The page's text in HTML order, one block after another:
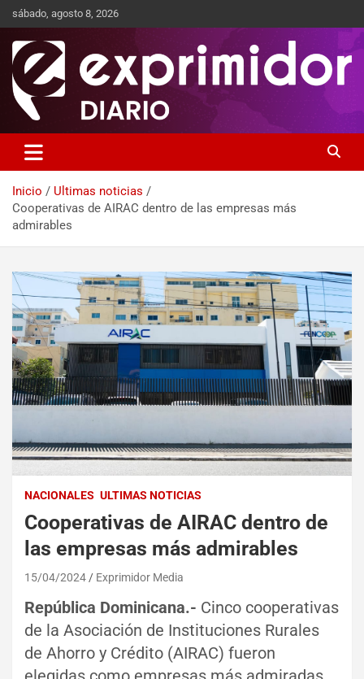
sábado, agosto 8, 2026
Exprimidor media
Inicio
Ultimas noticias
Cooperativas de AIRAC dentro de las empresas más
admirables
NACIONALES ULTIMAS NOTICIAS
Cooperativas de AIRAC dentro de
las empresas más admirables
15/04/2024 Exprimidor Media
República Dominicana.- Cinco cooperativas
de la Asociación de Instituciones Rurales
de Ahorro y Crédito (AIRAC) fueron